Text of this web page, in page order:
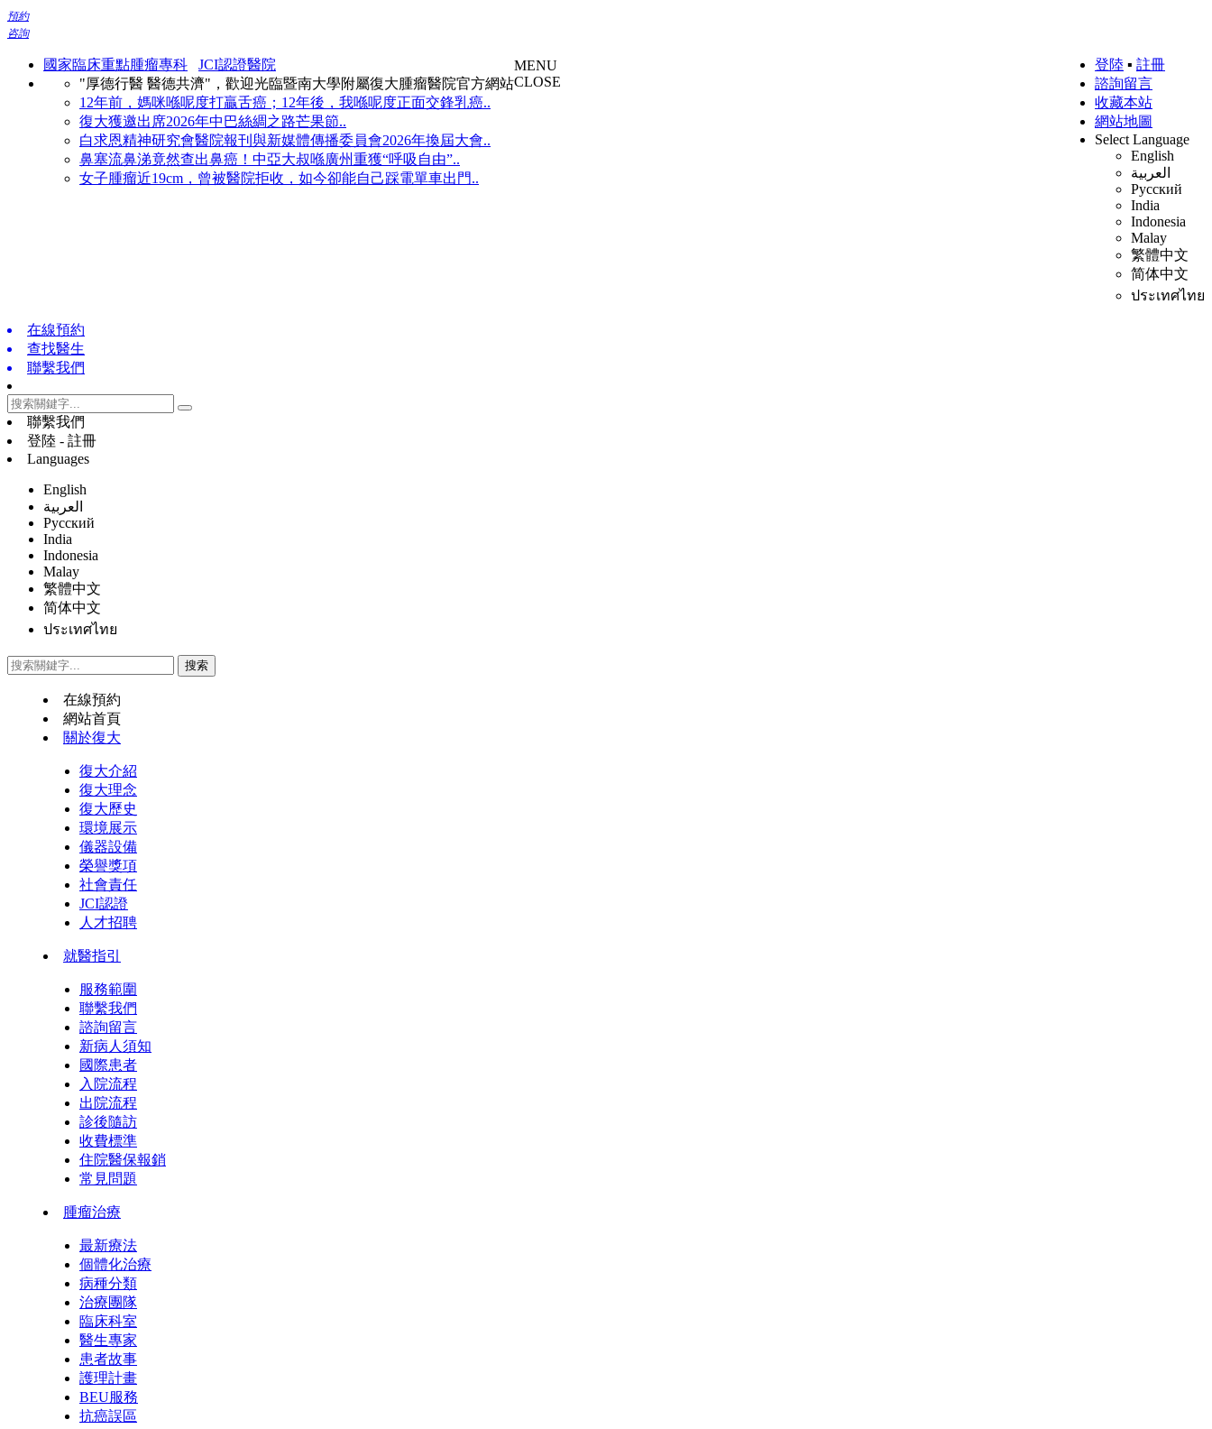
預約
咨詢
國家臨床重點腫瘤專科
JCI認證醫院
"厚德行醫 醫德共濟"，歡迎光臨暨南大學附屬復大腫瘤醫院官方網站
12年前，媽咪喺呢度打贏舌癌；12年後，我喺呢度正面交鋒乳癌..
復大獲邀出席2026年中巴絲綢之路芒果節..
白求恩精神研究會醫院報刊與新媒體傳播委員會2026年換屆大會..
鼻塞流鼻涕竟然查出鼻癌！中亞大叔喺廣州重獲“呼吸自由”..
女子腫瘤近19cm，曾被醫院拒收，如今卻能自己踩電單車出門..
登陸 ▪ 註冊
諮詢留言
收藏本站
網站地圖
Select Language
English
العربية
Русский
India
Indonesia
Malay
繁體中文
简体中文
ประเทศไทย
MENU
CLOSE
在線預約
查找醫生
聯繫我們
聯繫我們
登陸 - 註冊
Languages
English
العربية
Русский
India
Indonesia
Malay
繁體中文
简体中文
ประเทศไทย
在線預約
網站首頁
關於復大
復大介紹
復大理念
復大歷史
環境展示
儀器設備
榮譽獎項
社會責任
JCI認證
人才招聘
就醫指引
服務範圍
聯繫我們
諮詢留言
新病人須知
國際患者
入院流程
出院流程
診後隨訪
收費標準
住院醫保報銷
常見問題
腫瘤治療
最新療法
個體化治療
病種分類
治療團隊
臨床科室
醫生專家
患者故事
護理計畫
BEU服務
抗癌誤區